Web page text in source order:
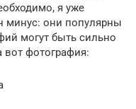
я уже
минус: они популярны
могут быть сильно
фотография: